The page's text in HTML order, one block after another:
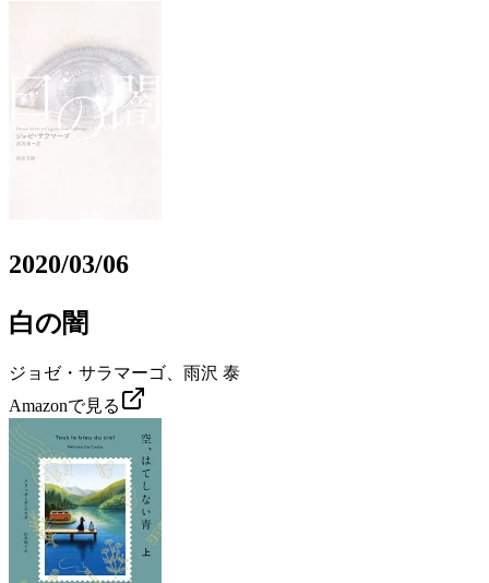
2020/03/06
白の闇
ジョゼ・サラマーゴ、雨沢 泰
Amazonで見る